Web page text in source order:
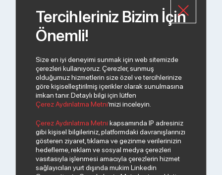
Tercihleriniz Bizim İçin
Önemli!
Size en iyi deneyimi sunmak için web sitemizde
çerezleri kullanıyoruz. Çerezler, sunmuş
olduğumuz hizmetlerin size özel ve tercihlerinize
göre kişiselleştirilmiş içerikler olarak sunulmasına
imkan tanır. Detaylı bilgi için lütfen
Çerez Aydınlatma Metni’mizi inceleyin.
Çerez Aydınlatma Metni kapsamında IP adresiniz
gibi kişisel bilgileriniz, platformdaki davranışlarınızı
gösteren ziyaret, tıklama ve gezinme verilerinizin
hedefleme, reklam ve sosyal medya çerezleri
vasıtasıyla işlenmesi amacıyla çerezlerin hizmet
sağlayıcıları yurt dışında mukim Linkedin